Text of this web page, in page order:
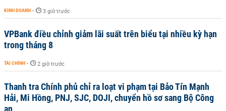
KINH DOANH - 3 giờ trước
VPBank điều chỉnh giảm lãi suất trên biểu tại nhiều kỳ hạn
trong tháng 8
TÀI CHÍNH - 2 giờ trước
Thanh tra Chính phủ chỉ ra loạt vi phạm tại Bảo Tín Mạnh
Hải, Mi Hồng, PNJ, SJC, DOJI, chuyển hồ sơ sang Bộ Công
an